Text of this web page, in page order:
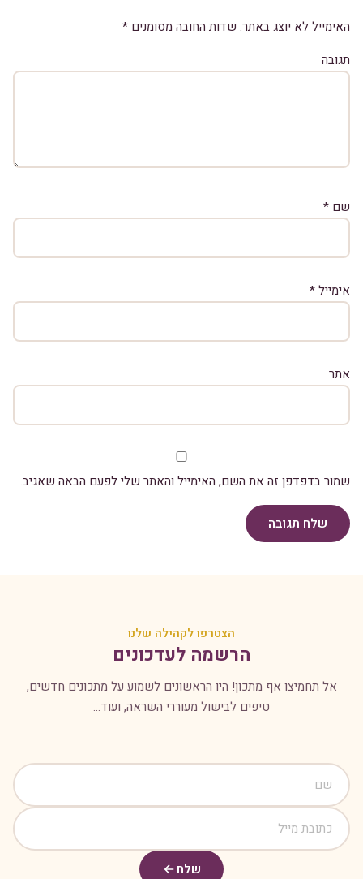
האימייל לא יוצג באתר. שדות החובה מסומנים *
תגובה
שם *
אימייל*
אתר
שמור בדפדפן זה את השם, האימייל והאתר שלי לפעם הבאה שאגיב.
שלח תגובה
הצטרפו לקהילה שלנו
הרשמה לעדכונים
אל תחמיצו אף מתכון! היו הראשונים לשמוע על מתכונים חדשים,
טיפים לבישול מעוררי השראה, ועוד...
שלח